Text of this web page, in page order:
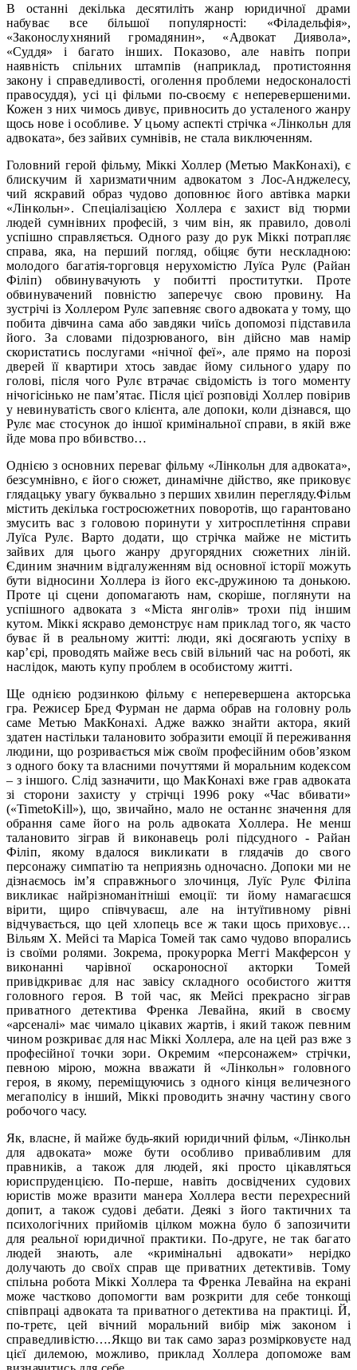
В останні декілька десятиліть жанр юридичної драми
набуває все більшої популярності: «Філадельфія»,
«Законослухняний громадянин», «Адвокат Диявола»,
«Суддя» і багато інших. Показово, але навіть попри
наявність спільних штампів (наприклад, протистояння
закону і справедливості, оголення проблеми недосконалості
правосуддя), усі ці фільми по-своєму є неперевершеними.
Кожен з них чимось дивує, привносить до усталеного жанру
щось нове і особливе. У цьому аспекті стрічка «Лінкольн для
адвоката», без зайвих сумнівів, не стала виключенням.
Головний герой фільму, Міккі Холлер (Метью МакКонахі), є
блискучим й харизматичним адвокатом з Лос-Анджелесу,
чий яскравий образ чудово доповнює його автівка марки
«Лінкольн». Спеціалізацією Холлера є захист від тюрми
людей сумнівних професій, з чим він, як правило, доволі
успішно справляється. Одного разу до рук Міккі потрапляє
справа, яка, на перший погляд, обіцяє бути нескладною:
молодого багатія-торговця нерухомістю Луїса Рулє (Райан
Філіп) обвинувачують у побитті проститутки. Проте
обвинувачений повністю заперечує свою провину. На
зустрічі із Холлером Рулє запевняє свого адвоката у тому, що
побита дівчина сама або завдяки чиїсь допомозі підставила
його. За словами підозрюваного, він дійсно мав намір
скористатись послугами «нічної феї», але прямо на порозі
дверей її квартири хтось завдає йому сильного удару по
голові, після чого Рулє втрачає свідомість із того моменту
нічогісінько не пам’ятає. Після цієї розповіді Холлер повірив
у невинуватість свого клієнта, але допоки, коли дізнався, що
Рулє має стосунок до іншої кримінальної справи, в якій вже
йде мова про вбивство…
Однією з основних переваг фільму «Лінкольн для адвоката»,
безсумнівно, є його сюжет, динамічне дійство, яке приковує
глядацьку увагу буквально з перших хвилин перегляду.Фільм
містить декілька гостросюжетних поворотів, що гарантовано
змусить вас з головою поринути у хитросплетіння справи
Луїса Рулє. Варто додати, що стрічка майже не містить
зайвих для цього жанру другорядних сюжетних ліній.
Єдиним значним відгалуженням від основної історії можуть
бути відносини Холлера із його екс-дружиною та донькою.
Проте ці сцени допомагають нам, скоріше, поглянути на
успішного адвоката з «Міста янголів» трохи під іншим
кутом. Міккі яскраво демонструє нам приклад того, як часто
буває й в реальному житті: люди, які досягають успіху в
кар’єрі, проводять майже весь свій вільний час на роботі, як
наслідок, мають купу проблем в особистому житті.
Ще однією родзинкою фільму є неперевершена акторська
гра. Режисер Бред Фурман не дарма обрав на головну роль
саме Метью МакКонахі. Адже важко знайти актора, який
здатен настільки талановито зобразити емоції й переживання
людини, що розривається між своїм професійним обов’язком
з одного боку та власними почуттями й моральним кодексом
– з іншого. Слід зазначити, що МакКонахі вже грав адвоката
зі сторони захисту у стрічці 1996 року «Час вбивати»
(«TimetoKill»), що, звичайно, мало не останнє значення для
обрання саме його на роль адвоката Холлера. Не менш
талановито зіграв й виконавець ролі підсудного - Райан
Філіп, якому вдалося викликати в глядачів до свого
персонажу симпатію та неприязнь одночасно. Допоки ми не
дізнаємось ім’я справжнього злочинця, Луїс Рулє Філіпа
викликає найрізноманітніші емоції: ти йому намагаєшся
вірити, щиро співчуваєш, але на інтуїтивному рівні
відчувається, що цей хлопець все ж таки щось приховує…
Вільям Х. Мейсі та Маріса Томей так само чудово впорались
із своїми ролями. Зокрема, прокурорка Меггі Макферсон у
виконанні чарівної оскароносної акторки Томей
привідкриває для нас завісу складного особистого життя
головного героя. В той час, як Мейсі прекрасно зіграв
приватного детектива Френка Левайна, який в своєму
«арсеналі» має чимало цікавих жартів, і який також певним
чином розкриває для нас Міккі Холлера, але на цей раз вже з
професійної точки зори. Окремим «персонажем» стрічки,
певною мірою, можна вважати й «Лінкольн» головного
героя, в якому, переміщуючись з одного кінця величезного
мегаполісу в інший, Міккі проводить значну частину свого
робочого часу.
Як, власне, й майже будь-який юридичний фільм, «Лінкольн
для адвоката» може бути особливо привабливим для
правників, а також для людей, які просто цікавляться
юриспруденцією. По-перше, навіть досвідчених судових
юристів може вразити манера Холлера вести перехресний
допит, а також судові дебати. Деякі з його тактичних та
психологічних прийомів цілком можна було б запозичити
для реальної юридичної практики. По-друге, не так багато
людей знають, але «кримінальні адвокати» нерідко
долучають до своїх справ ще приватних детективів. Тому
спільна робота Міккі Холлера та Френка Левайна на екрані
може частково допомогти вам розкрити для себе тонкощі
співпраці адвоката та приватного детектива на практиці. Й,
по-третє, цей вічний моральний вибір між законом і
справедливістю….Якщо ви так само зараз розмірковуєте над
цієї дилемою, можливо, приклад Холлера допоможе вам